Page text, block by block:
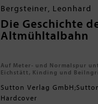
Bergsteiner, Leonhard
Die Geschichte
Altmühltalbahn
Auf Meter- und Normalspur
Eichstätt, Kinding und
Sutton Verlag
Hardcover